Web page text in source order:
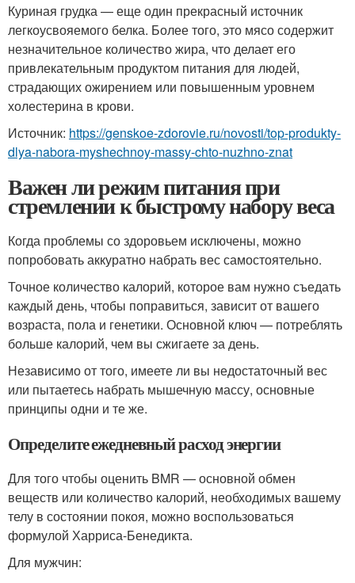
Куриная грудка — еще один прекрасный источник
легкоусвояемого белка. Более того, это мясо содержит
незначительное количество жира, что делает его
привлекательным продуктом питания для людей,
страдающих ожирением или повышенным уровнем
холестерина в крови.
Источник: https://genskoe-zdorovie.ru/novosti/top-produkty-
dlya-nabora-myshechnoy-massy-chto-nuzhno-znat
Важен ли режим питания при
стремлении к быстрому набору веса
Когда проблемы со здоровьем исключены, можно
попробовать аккуратно набрать вес самостоятельно.
Точное количество калорий, которое вам нужно съедать
каждый день, чтобы поправиться, зависит от вашего
возраста, пола и генетики. Основной ключ — потреблять
больше калорий, чем вы сжигаете за день.
Независимо от того, имеете ли вы недостаточный вес
или пытаетесь набрать мышечную массу, основные
принципы одни и те же.
Определите ежедневный расход энергии
Для того чтобы оценить BMR — основной обмен
веществ или количество калорий, необходимых вашему
телу в состоянии покоя, можно воспользоваться
формулой Харриса-Бенедикта.
Для мужчин: